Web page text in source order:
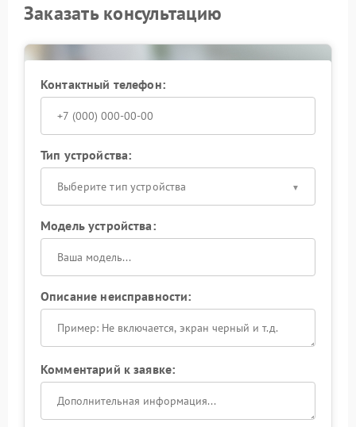
Заказать консультацию
Контактный телефон:
Тип устройства:
Выберите тип устройства
Модель устройства:
Описание неисправности:
Комментарий к заявке: